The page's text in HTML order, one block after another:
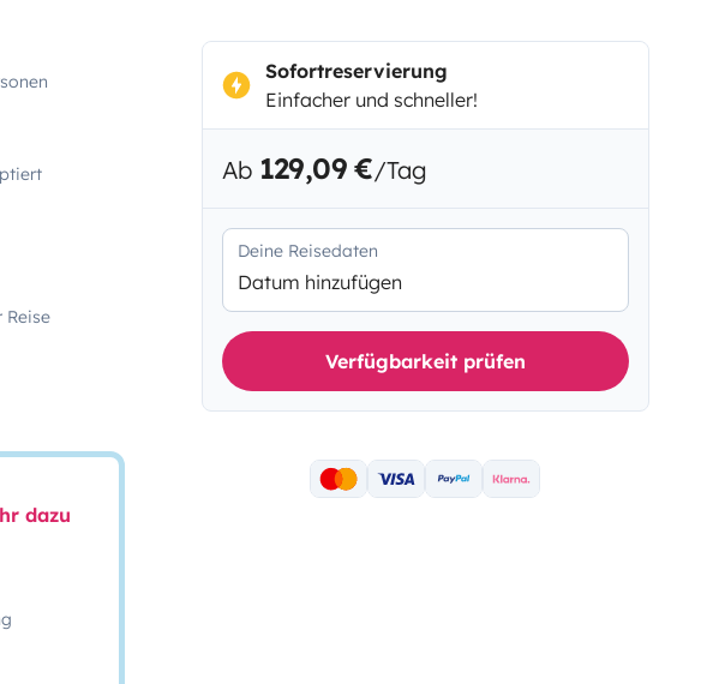
Reise
dazu
Sofortreservierung
Einfacher und schneller!
Ab 129,09 €/Tag
Deine Reisedaten
Datum hinzufügen
Verfügbarkeit prüfen